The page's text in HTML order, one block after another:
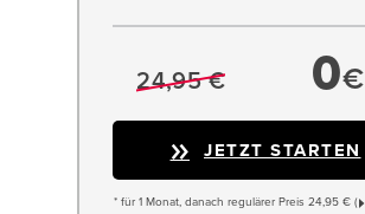
24,95 € 0€
JETZT STARTEN
* für 1 Monat, danach regulärer Preis 24,95 € (